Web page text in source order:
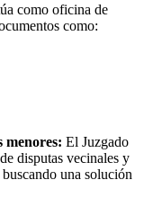
como oficina de
como:
menores: El Juzgado
disputas vecinales y
una solución